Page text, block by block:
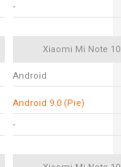
-
Xiaomi Mi Note
Android
Android 9.0 (Pie)
-